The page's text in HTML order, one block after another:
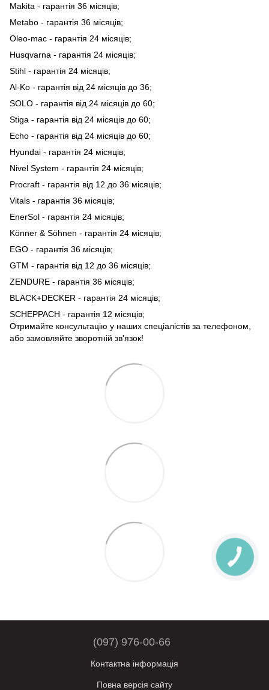
Makita - гарантія 36 місяців;
Metabo - гарантія 36 місяців;
Oleo-mac - гарантія 24 місяців;
Husqvarna - гарантія 24 місяців;
Stihl - гарантія 24 місяців;
Al-Ko - гарантія від 24 місяців до 36;
SOLO - гарантія від 24 місяців до 60;
Stiga - гарантія від 24 місяців до 60;
Echo - гарантія від 24 місяців до 60;
Hyundai - гарантія 24 місяців;
Nivel System - гарантія 24 місяців;
Procraft - гарантія від 12 до 36 місяців;
Vitals - гарантія 36 місяців;
EnerSol - гарантія 24 місяців;
Könner & Söhnen - гарантія 24 місяців;
EGO - гарантія 36 місяців;
GTM - гарантія від 12 до 36 місяців;
ZENDURE - гарантія 36 місяців;
BLACK+DECKER - гарантія 24 місяців;
SCHEPPACH - гарантія 12 місяців;
Отримайте консультацію у наших спеціалістів за телефоном,
або замовляйте зворотній зв'язок!
(097) 976-00-66
Контактна інформація
Повна версія сайту